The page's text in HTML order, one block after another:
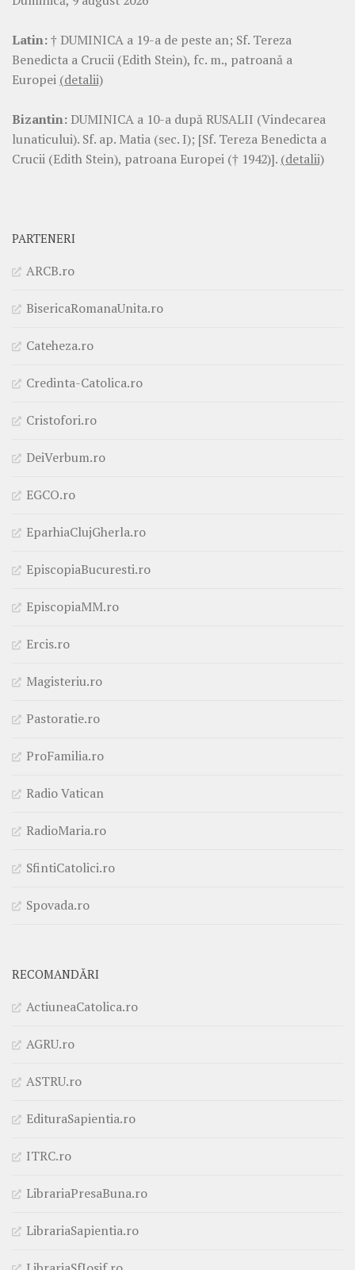
Latin:† DUMINICA a 19-a de peste an; Sf. Tereza
Benedicta a Crucii (Edith Stein), fc. m., patroană a
Europei (detalii)
Bizantin: DUMINICA a 10-a după RUSALII (Vindecarea
lunaticului). Sf. ap. Matia (sec. I); [Sf. Tereza Benedicta a
Crucii (Edith Stein), patroana Europei († 1942)]. (detalii)
PARTENERI
ARCB.ro
BisericaRomanaUnita.ro
Cateheza.ro
Credinta-Catolica.ro
Cristofori.ro
DeiVerbum.ro
EGCO.ro
EparhiaClujGherla.ro
EpiscopiaBucuresti.ro
EpiscopiaMM.ro
Ercis.ro
Magisteriu.ro
Pastoratie.ro
ProFamilia.ro
Radio Vatican
RadioMaria.ro
SfintiCatolici.ro
Spovada.ro
RECOMANDĂRI
ActiuneaCatolica.ro
AGRU.ro
ASTRU.ro
EdituraSapientia.ro
ITRC.ro
LibrariaPresaBuna.ro
LibrariaSapientia.ro